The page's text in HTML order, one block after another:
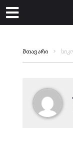
მთავარი